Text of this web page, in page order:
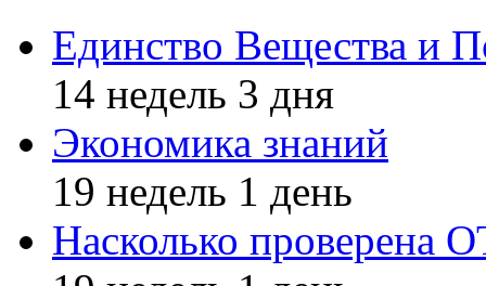
Единство Вещества и
14 недель 3 дня
Экономика знаний
19 недель 1 день
Насколько проверена